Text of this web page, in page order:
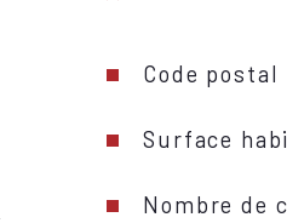
Code postal
Surface
Nombre de